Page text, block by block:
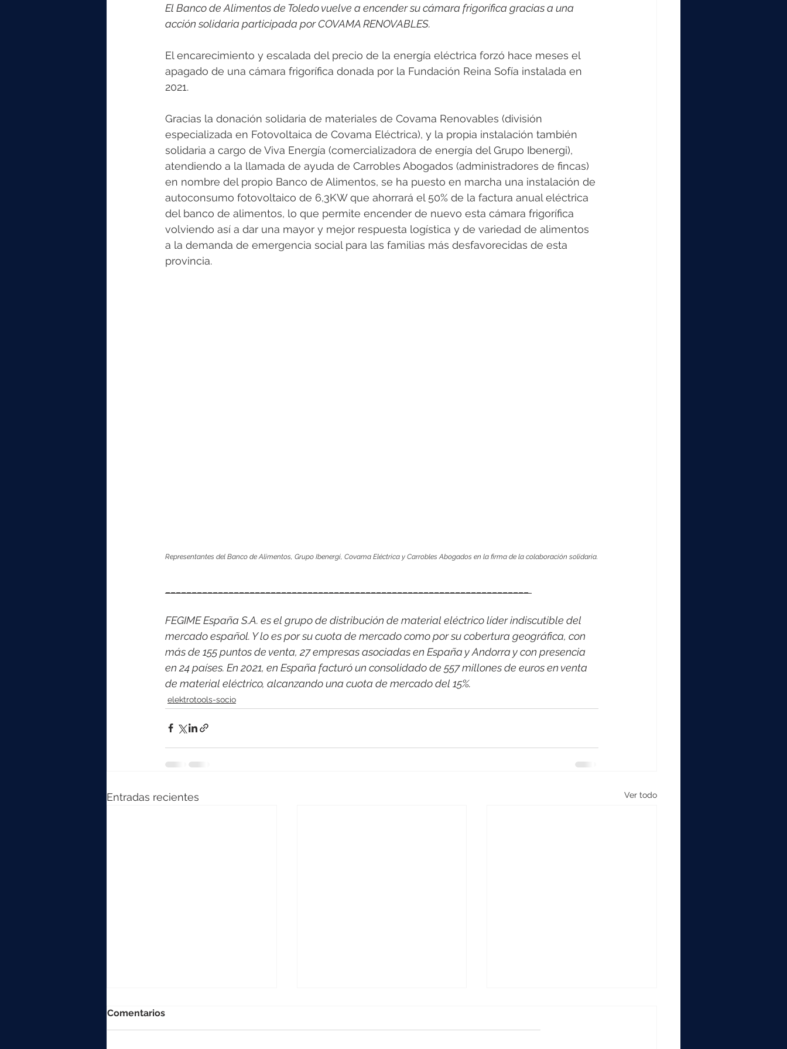
elektrotools-P099000 elektrotools-P046000
El Banco de Alimentos de Toledo vuelve a encender su cámara frigorífica gracias a una
acción solidaria participada por COVAMA RENOVABLES.
El encarecimiento y escalada del precio de la energía eléctrica forzó hace meses el
apagado de una cámara frigorífica donada por la Fundación Reina Sofía instalada en
2021.
Gracias la donación solidaria de materiales de Covama Renovables (división
especializada en Fotovoltaica de Covama Eléctrica), y la propia instalación también
solidaria a cargo de Viva Energía (comercializadora de energía del Grupo Ibenergi),
atendiendo a la llamada de ayuda de Carrobles Abogados (administradores de fincas)
en nombre del propio Banco de Alimentos, se ha puesto en marcha una instalación de
autoconsumo fotovoltaico de 6,3KW que ahorrará el 50% de la factura anual eléctrica
del banco de alimentos, lo que permite encender de nuevo esta cámara frigorífica
volviendo así a dar una mayor y mejor respuesta logística y de variedad de alimentos
a la demanda de emergencia social para las familias más desfavorecidas de esta
provincia.
Representantes del Banco de Alimentos, Grupo Ibenergi, Covama Eléctrica y Carrobles Abogados en la firma de la colaboración solidaria.
FEGIME España S.A. es el grupo de distribución de material eléctrico líder indiscutible del
mercado español. Y lo es por su cuota de mercado como por su cobertura geográfica, con
más de 155 puntos de venta, 27 empresas asociadas en España y Andorra y con presencia
en 24 países. En 2021, en España facturó un consolidado de 557 millones de euros en venta
de material eléctrico, alcanzando una cuota de mercado del 15%.
elektrotools-socio
Entradas recientes Ver todo
Comentarios